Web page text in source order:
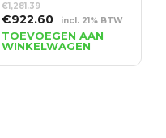
€1,281.39
Oorspronkelijke
prijs
was:
€1,281.39.
€922.60Huidige
prijs
is:
€922.60.
incl. 21% BTW
TOEVOEGEN AAN
WINKELWAGEN